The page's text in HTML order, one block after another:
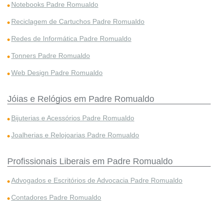
Notebooks Padre Romualdo
Reciclagem de Cartuchos Padre Romualdo
Redes de Informática Padre Romualdo
Tonners Padre Romualdo
Web Design Padre Romualdo
Jóias e Relógios em Padre Romualdo
Bijuterias e Acessórios Padre Romualdo
Joalherias e Relojoarias Padre Romualdo
Profissionais Liberais em Padre Romualdo
Advogados e Escritórios de Advocacia Padre Romualdo
Contadores Padre Romualdo